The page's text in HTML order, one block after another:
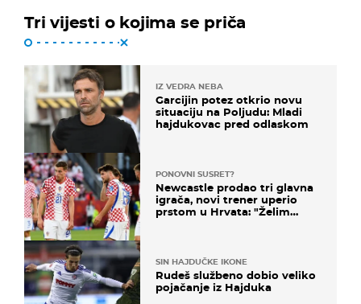
Tri vijesti o kojima se priča
IZ VEDRA NEBA
Garcijin potez otkrio novu
situaciju na Poljudu: Mladi
hajdukovac pred odlaskom
PONOVNI SUSRET?
Newcastle prodao tri glavna
igrača, novi trener uperio
prstom u Hrvata: "Želim
SIN HAJDUČKE IKONE
Rudeš službeno dobio veliko
pojačanje iz Hajduka